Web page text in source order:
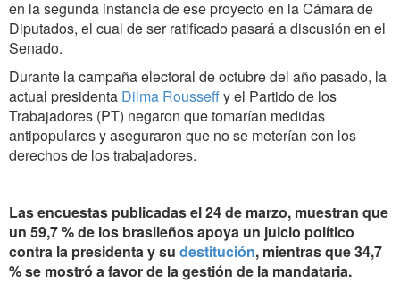
en la segunda instancia de ese proyecto en la Cámara de
Diputados, el cual de ser ratificado pasará a discusión en el
Senado.
Durante la campaña electoral de octubre del año pasado, la
actual presidenta Dilma Rousseffy el Partido de los
Trabajadores (PT) negaron que tomarían medidas
antipopulares y aseguraron que no se meterían con los
derechos de los trabajadores.
Las encuestas publicadas el 24 de marzo, muestran que
un 59,7 % de los brasileños apoya un juicio político
contra la presidenta y su destitución, mientras que 34,7
% se mostró a favor de la gestión de la mandataria.